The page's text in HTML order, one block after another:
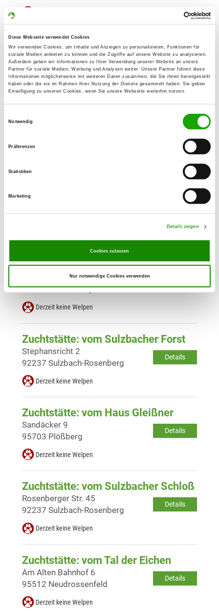
Diese Webseite verwendet Cookies
Wir verwenden Cookies, um Inhalte und Anzeigen zu personalisieren, Funktionen für
soziale Medien anbieten zu können und die Zugriffe auf unsere Website zu analysieren.
Außerdem geben wir Informationen zu Ihrer Verwendung unserer Website an unsere
Partner für soziale Medien, Werbung und Analysen weiter. Unsere Partner führen diese
Informationen möglicherweise mit weiteren Daten zusammen, die Sie ihnen bereitgestellt
haben oder die sie im Rahmen Ihrer Nutzung der Dienste gesammelt haben. Sie geben
Einwilligung zu unseren Cookies, wenn Sie unsere Webseite weiterhin nutzen.
Notwendig
Präferenzen
Statistiken
Marketing
Details zeigen
Cookies zulassen
Nur notwendige Cookies verwenden
Zuchtstätte: vom Markt Wernberg
Details
Dammkarweg 9
84034 Landshut
Derzeit keine Welpen
Zuchtstätte: von der Wilhelminenaue
Zuchtstätte: vom Amberger Haus
92289 Ursensollen
Zuchtstätte: Piper's Pride
Hügelweg 11
95466 Weidenberg
Derzeit keine Welpen
Zuchtstätte: vom Sulzbacher Forst
Details
Stephansricht 2
92237 Sulzbach-Rosenberg
Derzeit keine Welpen
Zuchtstätte: vom Haus Gleißner
Details
Sandäcker 9
95703 Plößberg
Derzeit keine Welpen
Zuchtstätte: vom Sulzbacher Schloß
Details
Rosenberger Str. 45
92237 Sulzbach-Rosenberg
Derzeit keine Welpen
Zuchtstätte: vom Tal der Eichen
Details
Am Alten Bahnhof 6
95512 Neudrossenfeld
Derzeit keine Welpen